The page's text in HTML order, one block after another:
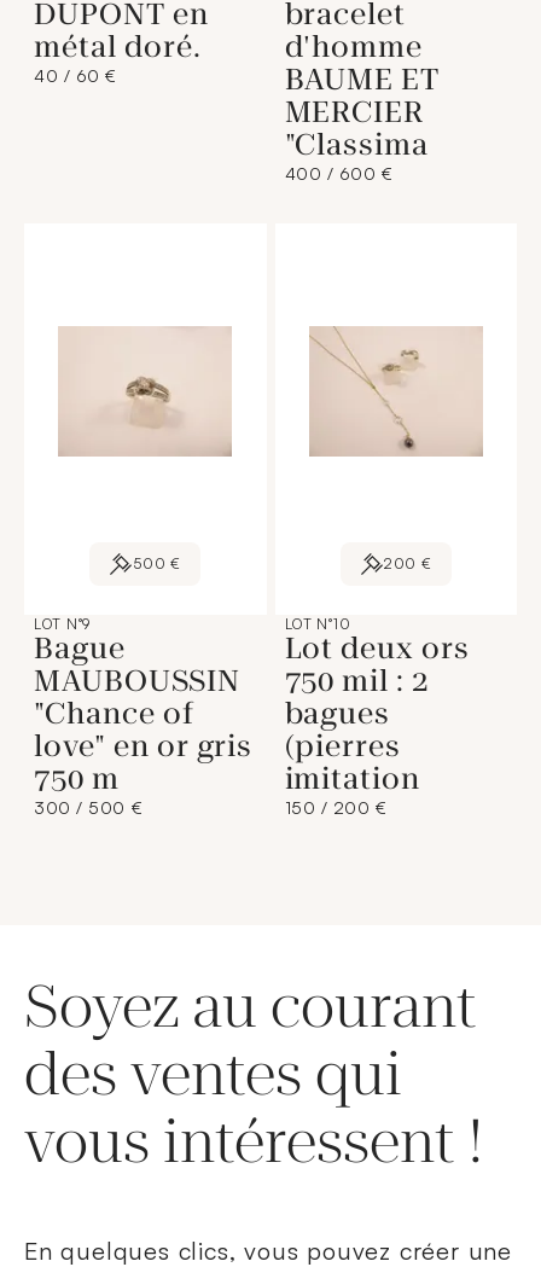
DUPONT en
métal doré.
40 / 60 €
bracelet
d'homme
BAUME ET
MERCIER
"Classima
400 / 600 €
500 €
LOT N°9
Bague
MAUBOUSSIN
"Chance of
love" en or gris
750 m
300 / 500 €
200 €
LOT N°10
Lot deux ors
750 mil : 2
bagues
(pierres
imitation
150 / 200 €
Soyez au courant
des ventes qui
vous intéressent !
En quelques clics, vous pouvez créer une